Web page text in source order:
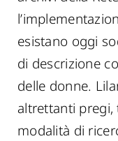
esistano oggi
di descrizione
delle donne.
altrettanti pregi,
modalità di